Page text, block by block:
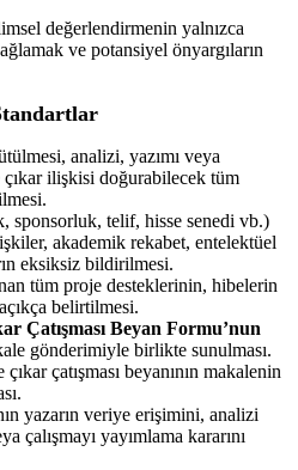
değerlendirmenin yalnızca
ve potansiyel önyargıların
analizi, yazımı veya
çıkar ilişkisi doğurabilecek tüm
sponsorluk, telif, hisse senedi vb.)
akademik rekabet, entelektüel
eksiksiz bildirilmesi.
tüm proje desteklerinin, hibelerin
belirtilmesi.
Çatışması Beyan Formu’nun
gönderimiyle birlikte sunulması.
çatışması beyanının makalenin
yazarın veriye erişimini, analizi
çalışmayı yayımlama kararını